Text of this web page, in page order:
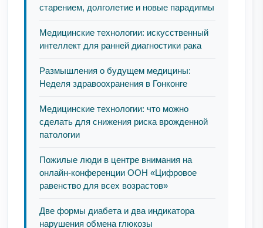
старением, долголетие и новые парадигмы
Медицинские технологии: искусственный
интеллект для ранней диагностики рака
Размышления о будущем медицины:
Неделя здравоохранения в Гонконге
Медицинские технологии: что можно
сделать для снижения риска врожденной
патологии
Пожилые люди в центре внимания на
онлайн-конференции ООН «Цифровое
равенство для всех возрастов»
Две формы диабета и два индикатора
нарушения обмена глюкозы